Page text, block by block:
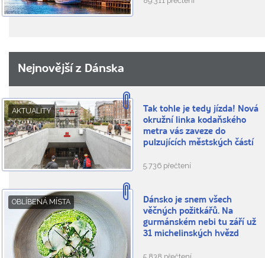
Nejnovější z Dánska
AKTUALITY
Tak tohle je tedy jízda! Nová
okružní linka kodaňského
metra vás zaveze do
pulzujících městských částí
5.736 přečtení
OBLÍBENÁ MÍSTA
Dánsko je snem všech
věčných požitkářů. Na
gurmánském nebi tu září už
31 michelinských hvězd